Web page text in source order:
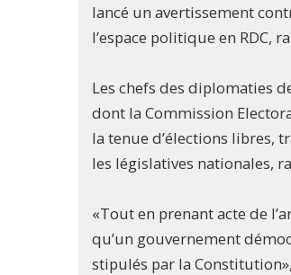
lancé un avertissement
l’espace politique en RDC,
Les chefs des diplomaties
dont la Commission
la tenue d’élections libres,
les législatives nationales,
«Tout en prenant acte de
qu’un gouvernement
stipulés par la